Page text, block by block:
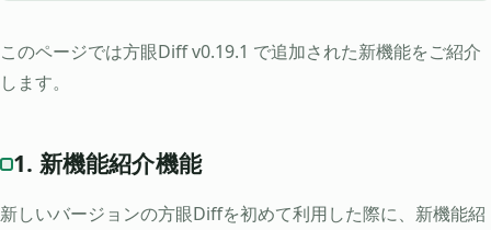
このページでは方眼Diff v0.19.1 で追加された新機能をご紹介
します。
1. 新機能紹介機能
新しいバージョンの方眼Diffを初めて利用した際に、新機能紹